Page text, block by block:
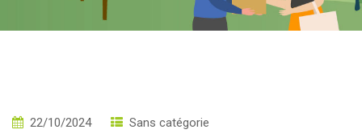
22/10/2024 Sans catégorie